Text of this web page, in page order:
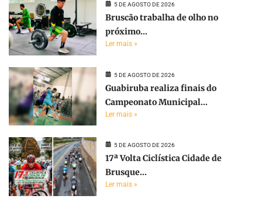
5 DE AGOSTO DE 2026
Bruscão trabalha de olho no
próximo...
Ler mais »
5 DE AGOSTO DE 2026
Guabiruba realiza finais do
Campeonato Municipal...
Ler mais »
5 DE AGOSTO DE 2026
17ª Volta Ciclística Cidade de
Brusque...
Ler mais »